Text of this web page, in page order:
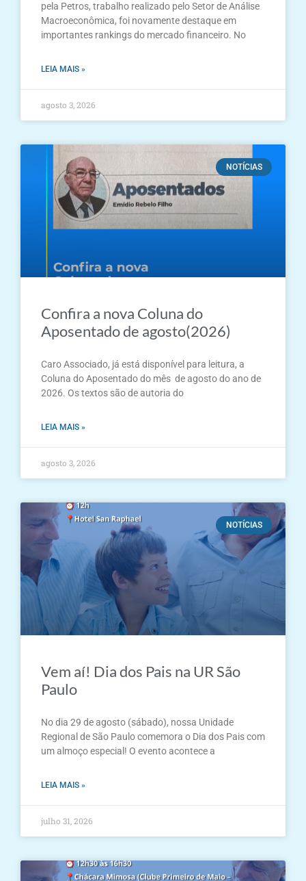
pela Petros, trabalho realizado pelo Setor de Análise
Macroeconômica, foi novamente destaque em
importantes rankings do mercado financeiro. No
LEIA MAIS »
agosto 3, 2026
NOTÍCIAS
Confira a nova Coluna do
Aposentado de agosto(2026)
Caro Associado, já está disponível para leitura, a
Coluna do Aposentado do mês de agosto do ano de
2026. Os textos são de autoria do
LEIA MAIS »
agosto 3, 2026
NOTÍCIAS
Vem aí! Dia dos Pais na UR São
Paulo
No dia 29 de agosto (sábado), nossa Unidade
Regional de São Paulo comemora o Dia dos Pais com
um almoço especial! O evento acontece a
LEIA MAIS »
julho 31, 2026